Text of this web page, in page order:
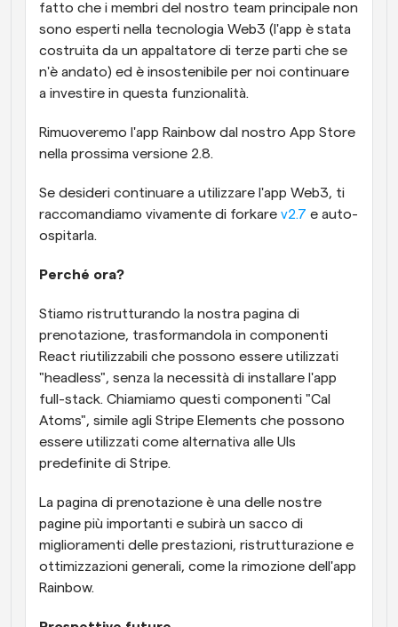
fatto che i membri del nostro team principale non
sono esperti nella tecnologia Web3 (l'app è stata
costruita da un appaltatore di terze parti che se
n'è andato) ed è insostenibile per noi continuare
a investire in questa funzionalità.
Rimuoveremo l'app Rainbow dal nostro App Store
nella prossima versione 2.8.
Se desideri continuare a utilizzare l'app Web3, ti
raccomandiamo vivamente di forkare v2.7 e auto-
ospitarla.
Perché ora?
Stiamo ristrutturando la nostra pagina di
prenotazione, trasformandola in componenti
React riutilizzabili che possono essere utilizzati
"headless", senza la necessità di installare l'app
full-stack. Chiamiamo questi componenti "Cal
Atoms", simile agli Stripe Elements che possono
essere utilizzati come alternativa alle UIs
predefinite di Stripe.
La pagina di prenotazione è una delle nostre
pagine più importanti e subirà un sacco di
miglioramenti delle prestazioni, ristrutturazione e
ottimizzazioni generali, come la rimozione dell'app
Rainbow.